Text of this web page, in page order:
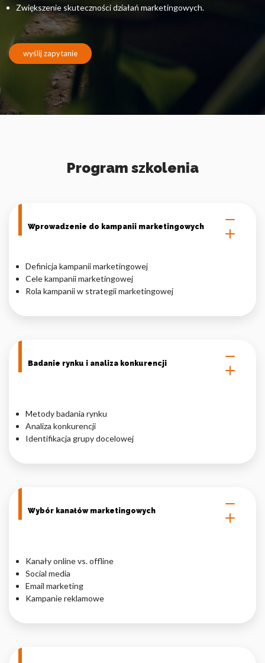
Zwiększenie skuteczności działań marketingowych.
wyślij zapytanie
Program szkolenia
Wprowadzenie do kampanii marketingowych
Definicja kampanii marketingowej
Cele kampanii marketingowej
Rola kampanii w strategii marketingowej
Badanie rynku i analiza konkurencji
Metody badania rynku
Analiza konkurencji
Identifikacja grupy docelowej
Wybór kanałów marketingowych
Kanały online vs. offline
Social media
Email marketing
Kampanie reklamowe
zapamiętanie informacji, które zmieniają wygląd lub
funkcjonowanie strony, np. preferowany język lub region, w
którym znajduje się użytkownik.
Statystyka
Statystyczne pliki cookie pomagają właścicielem stron
internetowych zrozumieć, w jaki sposób różni użytkownicy
zachowują się na stronie, gromadząc i zgłaszając anonimowe
Marketing
wyświetlanie reklam, które są istotne i interesujące dla
poszczególnych użytkowników i tym samym bardziej cenne dla
wydawców i reklamodawców strony trzeciej.
Nieklasyfikowane
Nieklasyfikowane pliki cookie, to pliki, które są w procesie
klasyfikowania, wraz z dostawcami poszczególnych ciasteczek.